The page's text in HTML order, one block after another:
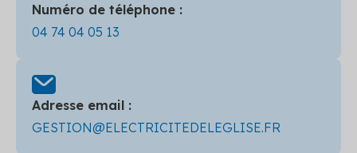
Numéro de téléphone :
04 74 04 05 13
Adresse email :
GESTION@ELECTRICITEDELEGLISE.FR